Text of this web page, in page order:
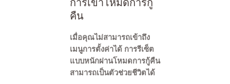
คืน
เมื่อคุณไม่สามารถเข้าถึง
เมนูการตั้งค่าได้ การรีเซ็ต
แบบหนักผ่านโหมดการกู้คืน
สามารถเป็นตัวช่วยชีวิตได้